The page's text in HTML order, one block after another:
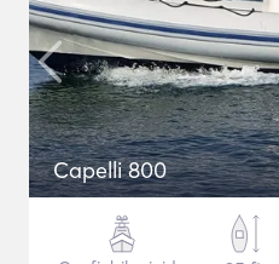
Capelli 800